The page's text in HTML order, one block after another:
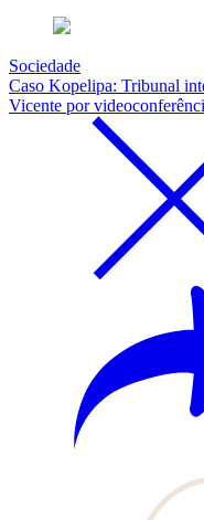
Sociedade
Caso Kopelipa: Tribunal
Vicente por